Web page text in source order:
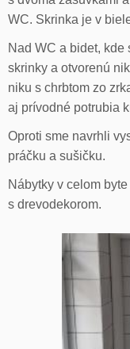
WC. Skrinka je v
Nad WC a bidet,
skrinky a otvorenú
niku s chrbtom zo
aj prívodné potrubia
Oproti sme navrhli
práčku a sušičku.
Nábytky v celom
s drevodekorom.